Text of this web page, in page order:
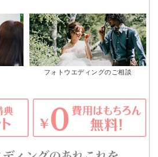
フォトウエディングのご相談